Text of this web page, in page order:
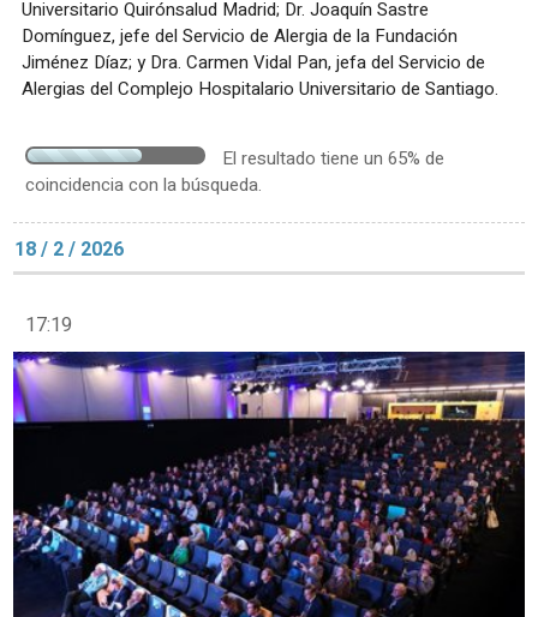
Universitario Quirónsalud Madrid; Dr. Joaquín Sastre
Domínguez, jefe del Servicio de Alergia de la Fundación
Jiménez Díaz; y Dra. Carmen Vidal Pan, jefa del Servicio de
Alergias del Complejo Hospitalario Universitario de Santiago.
El resultado tiene un 65% de
coincidencia con la búsqueda.
18 / 2 / 2026
17:19